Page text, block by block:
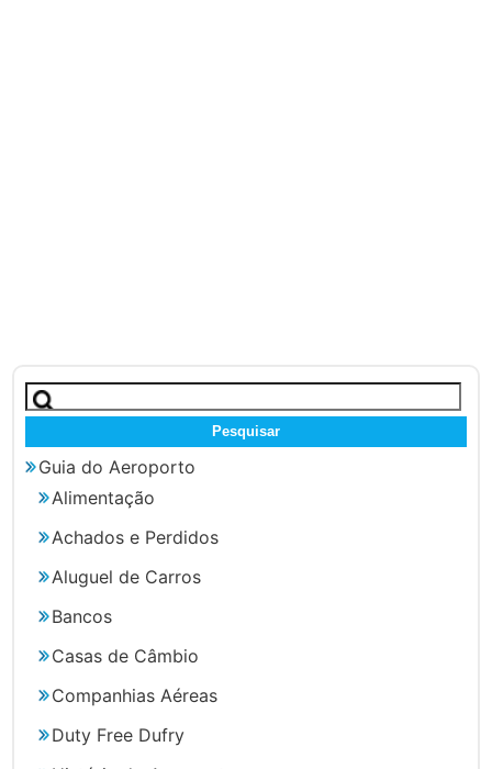
Pesquisar
por:
Guia do Aeroporto
Alimentação
Achados e Perdidos
Aluguel de Carros
Bancos
Casas de Câmbio
Companhias Aéreas
Duty Free Dufry